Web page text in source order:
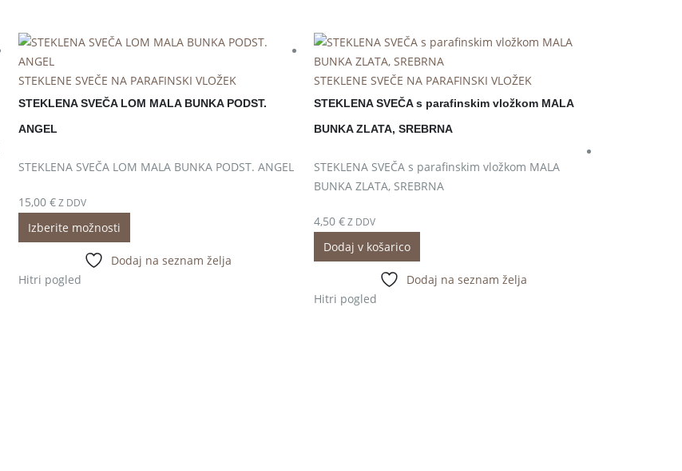
STEKLENE SVEČE NA PARAFINSKI VLOŽEK
STEKLENA SVEČA LOM MALA BUNKA PODST.
ANGEL
STEKLENA SVEČA LOM MALA BUNKA PODST. ANGEL
15,00€Z DDV
Izberite možnosti
Dodaj na seznam želja
Hitri pogled
STEKLENE SVEČE NA PARAFINSKI VLOŽEK
STEKLENA SVEČA s parafinskim vložkom MALA
BUNKA ZLATA, SREBRNA
STEKLENA SVEČA s parafinskim vložkom MALA
BUNKA ZLATA, SREBRNA
4,50 €Z DDV
Dodaj v košarico
Dodaj na seznam želja
Hitri pogled